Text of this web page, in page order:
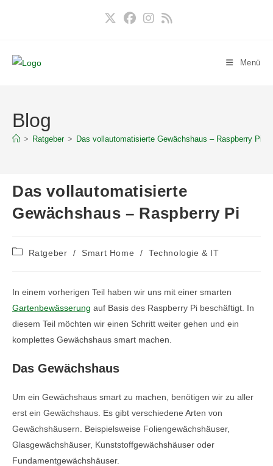
Menü
Blog
> Ratgeber > Das vollautomatisierte Gewächshaus – Raspberry Pi
Das vollautomatisierte
Gewächshaus – Raspberry Pi
Beitrags-
Ratgeber / Smart Home / Technologie & IT
In einem vorherigen Teil haben wir uns mit einer smarten
Gartenbewässerung auf Basis des Raspberry Pi beschäftigt. In
diesem Teil möchten wir einen Schritt weiter gehen und ein
komplettes Gewächshaus smart machen.
Das Gewächshaus
Um ein Gewächshaus smart zu machen, benötigen wir zu aller
erst ein Gewächshaus. Es gibt verschiedene Arten von
Gewächshäusern. Beispielsweise Foliengewächshäuser,
Glasgewächshäuser, Kunststoffgewächshäuser oder
Fundamentgewächshäuser.